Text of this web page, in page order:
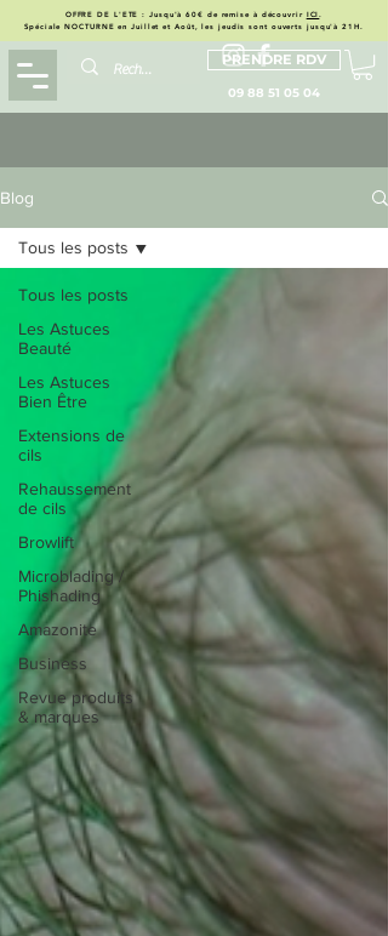
09 88 51 05 04
PRENDRE RDV
OFFRE DE L'ETE : Jusqu'à 60€ de remise à découvrir ICI.
Spéciale NOCTURNE en Juillet et Août, les jeudis sont ouverts jusqu'à 21H.
Blog
Tous les posts
Les Astuces
Beauté
Les Astuces
Bien Être
Extensions de
cils
Rehaussement
de cils
Browlift
Microblading /
Phishading
Amazonite
Business
Revue produits
& marques
Tous les posts